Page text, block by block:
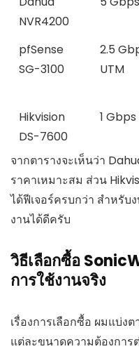
NVR4200
pfSense
SG-3100
2.5
UTM
Hikvision
DS-7600
1
จากตารางจะเห็นว่า
ราคาเหมาะสม ส่วน
ได้ฟีเจอร์ครบกว่า สำหรับ
งานได้ดีครับ
วิธีเลือกซื้อ
การใช้งานจริง
เรื่องการเลือกซื้อ ผมแบ่ง
แต่ละขนาดความต้องการ